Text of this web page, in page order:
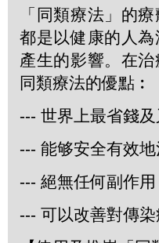
「同類療法」的
都是以健康的人
產生的影響。在
同類療法的優點︰
--- 世界上最省錢
--- 能够安全有效
--- 絕無任何副作
--- 可以改善對傳